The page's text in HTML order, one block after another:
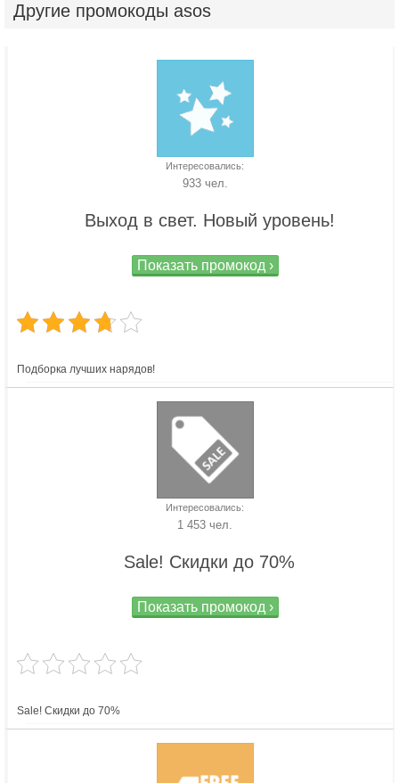
Другие промокоды asos
Интересовались:
933 чел.
Выход в свет. Новый уровень!
Показать промокод ›
Подборка лучших нарядов!
Интересовались:
1 453 чел.
Sale! Скидки до 70%
Показать промокод ›
Sale! Скидки до 70%